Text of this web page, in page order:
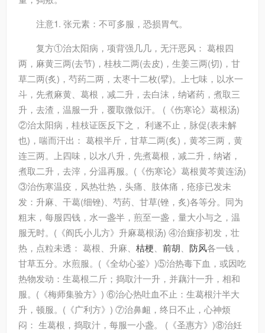
注意1. 张元素：不可多服，恐损胃气。
复方①治太阳病，项背强几几，无汗恶风： 葛根四
两，麻黄三两(去节)，桂枝二两(去皮)，生姜三两(切)，甘
草二两(炙)，芍药二两，太枣十二枚(擘)。上七味，以水一
斗，先煮麻黄、葛根，减二升，去白沫，纳诸药，煮取三
升，去渣，温服一升，覆取微似汗。 (《伤寒论》葛根汤)
②治太阳病，桂枝证医反下之， 利遂不止，脉促(表未解
也)，喘而汗出： 葛根半斤，甘草二两(炙)，黄芩三两，黄
连三两。上四味，以水八升，先煮葛根，减二升，纳诸，
煮取二升，去滓，分温再服。(《伤寒论》葛根黄芩黄连汤)
③治伤寒温疫，风热壮热，头痛、肢体痛，疮疹已发未
发：升麻、干葛(细锉)、芍药、甘草(锉，炙)各等分。同为
粗末，每服四钱，水一盏半，煎至一盏，量大小与之，温
服无时。(《阎氏小儿方》升麻葛根汤) ④治癍疹初发，壮
热，点粒未透： 葛根、升麻、 桔梗 前胡 防风各一钱，
甘草五分。水煎服。(《全幼心鉴》)⑤治热毒下血，或因吃
热物发动：生葛根二斤；捣取汁一升，并藕汁一升，相和
服。(《梅师集验方》) ⑥治心热吐血不止：生葛根汁半大
升，顿服。(《广利方》) ⑦治鼻衄，终日不止，心神烦
闷： 生葛根，捣取汁，每服一小盏。 (《圣惠方》)⑧治妊